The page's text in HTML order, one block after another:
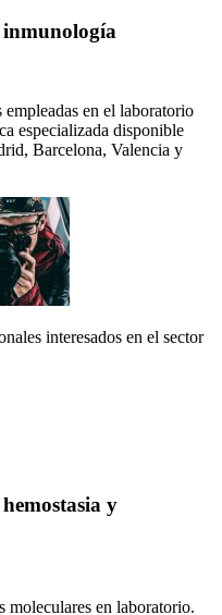
inmunología
en el laboratorio
especializada disponible
Barcelona, Valencia y
interesados en el sector
y
moleculares en laboratorio.